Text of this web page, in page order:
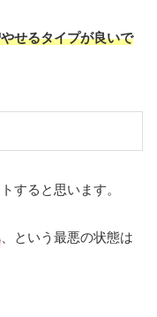
せるタイプが良いで
すると思います。
、という最悪の状態は